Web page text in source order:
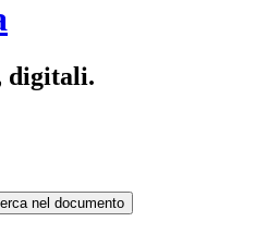
digitali.
nel documento